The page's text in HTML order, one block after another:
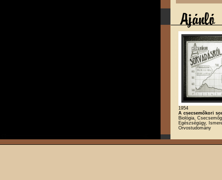
1954
A csecsemőkori
Biológia,
Egészségügy,
Orvostudomány